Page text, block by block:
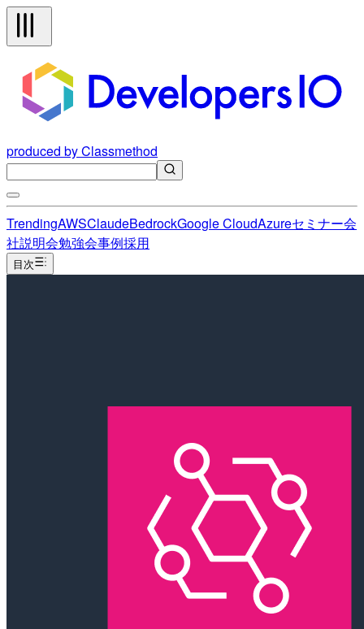
produced by Classmethod
TrendingAWSClaudeBedrockGoogle CloudAzureセミナー会
社説明会勉強会事例採用
目次